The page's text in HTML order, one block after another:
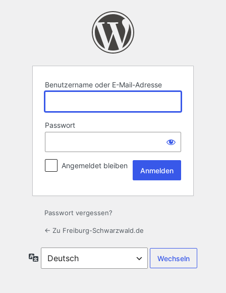
Benutzername oder E-Mail-Adresse
Passwort
Angemeldet bleiben
Passwort vergessen?
← Zu Freiburg-Schwarzwald.de
Sprache